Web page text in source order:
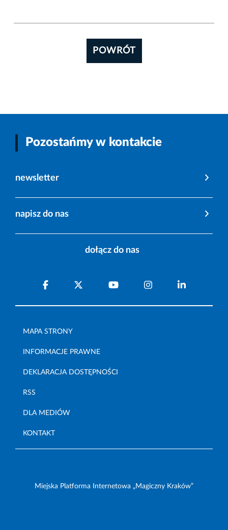
POWRÓT
Pozostańmy w kontakcie
newsletter
napisz do nas
dołącz do nas
MAPA STRONY
INFORMACJE PRAWNE
DEKLARACJA DOSTĘPNOŚCI
RSS
DLA MEDIÓW
KONTAKT
Miejska Platforma Internetowa „Magiczny Kraków”